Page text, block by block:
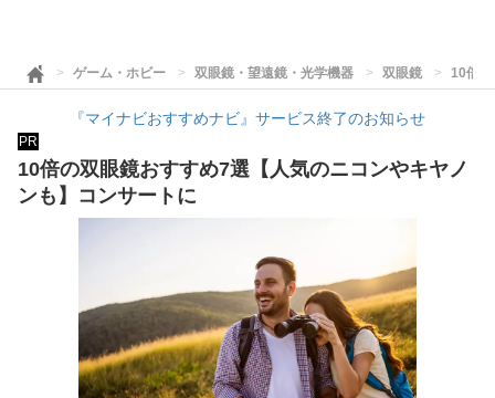
ゲーム・ホビー 双眼鏡・望遠鏡・光学機器 双眼鏡 10倍
『マイナビおすすめナビ』サービス終了のお知らせ
PR
10倍の双眼鏡おすすめ7選【人気のニコンやキヤノ
ンも】コンサートに